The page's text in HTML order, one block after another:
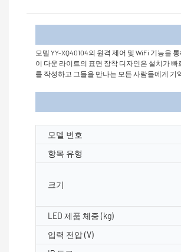
제
모델 YY-XQ40104의 원격 제어 및 WiFi 기능을
이 다운 라이트의 표면 장착 디자인은 설치가
를 작성하고 그들을 만나는 모든 사람들에게 기
제품
모델 번호
항목 유형
크기
LED 제품 체중 (kg)
입력 전압 (V)